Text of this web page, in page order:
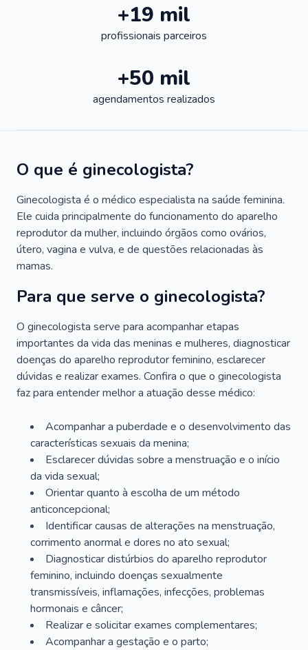
+19 mil
profissionais parceiros
+50 mil
agendamentos realizados
O que é ginecologista?
Ginecologista é o médico especialista na saúde feminina.
Ele cuida principalmente do funcionamento do aparelho
reprodutor da mulher, incluindo órgãos como ovários,
útero, vagina e vulva, e de questões relacionadas às
mamas.
Para que serve o ginecologista?
O ginecologista serve para acompanhar etapas
importantes da vida das meninas e mulheres, diagnosticar
doenças do aparelho reprodutor feminino, esclarecer
dúvidas e realizar exames. Confira o que o ginecologista
faz para entender melhor a atuação desse médico:
Acompanhar a puberdade e o desenvolvimento das
características sexuais da menina;
Esclarecer dúvidas sobre a menstruação e o início
da vida sexual;
Orientar quanto à escolha de um método
anticoncepcional;
Identificar causas de alterações na menstruação,
corrimento anormal e dores no ato sexual;
Diagnosticar distúrbios do aparelho reprodutor
feminino, incluindo doenças sexualmente
transmissíveis, inflamações, infecções, problemas
hormonais e câncer;
Realizar e solicitar exames complementares;
Acompanhar a gestação e o parto;